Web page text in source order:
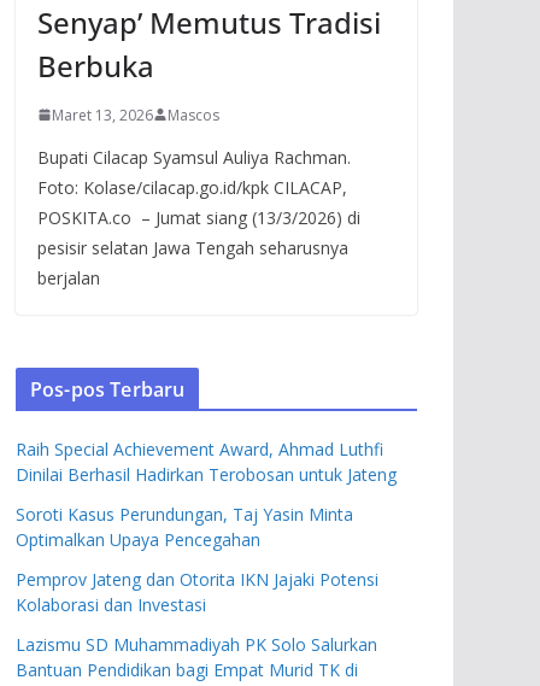
Senyap’ Memutus Tradisi
Berbuka
Maret 13, 2026 Mascos
Bupati Cilacap Syamsul Auliya Rachman.
Foto: Kolase/cilacap.go.id/kpk CILACAP,
POSKITA.co – Jumat siang (13/3/2026) di
pesisir selatan Jawa Tengah seharusnya
berjalan
Pos-pos Terbaru
Raih Special Achievement Award, Ahmad Luthfi
Dinilai Berhasil Hadirkan Terobosan untuk Jateng
Soroti Kasus Perundungan, Taj Yasin Minta
Optimalkan Upaya Pencegahan
Pemprov Jateng dan Otorita IKN Jajaki Potensi
Kolaborasi dan Investasi
Lazismu SD Muhammadiyah PK Solo Salurkan
Bantuan Pendidikan bagi Empat Murid TK di